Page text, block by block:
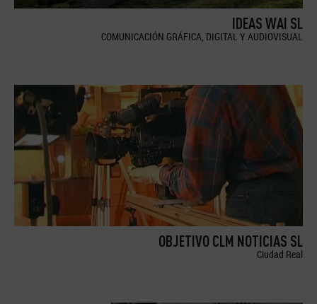
IDEAS WAI SL
COMUNICACIÓN GRÁFICA, DIGITAL Y AUDIOVISUAL
OBJETIVO CLM NOTICIAS SL
Ciudad Real